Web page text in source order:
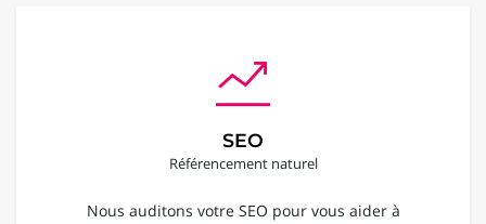
SEO
Référencement naturel
Nous auditons votre SEO pour vous aider à